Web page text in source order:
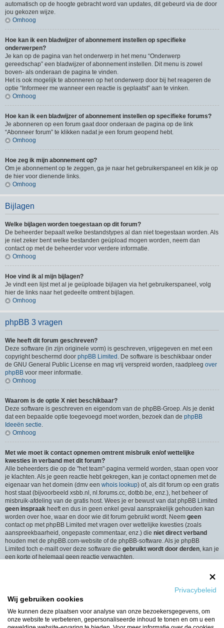
automatisch op de hoogte gebracht word van updates, dit gebeurd via de door
jou gekozen wijze.
Omhoog
Hoe kan ik een bladwijzer of abonnement instellen op specifieke
onderwerpen?
Je kan op de pagina van het onderwerp in het menu “Onderwerp
gereedschap” een bladwijzer of abonnement instellen. Dit menu is zowel
boven- als onderaan de pagina te vinden.
Het is ook mogelijk te abonneren op het onderwerp door bij het reageren de
optie “Informeer me wanneer een reactie is geplaatst” aan te vinken.
Omhoog
Hoe kan ik een bladwijzer of abonnement instellen op specifieke forums?
Je abonneren op een forum gaat door onderaan de pagina op de link
“Abonneer forum” te klikken nadat je een forum geopend hebt.
Omhoog
Hoe zeg ik mijn abonnement op?
Om je abonnement op te zeggen, ga je naar het gebruikerspaneel en klik je op
de hier voor dienende links.
Omhoog
Bijlagen
Welke bijlagen worden toegestaan op dit forum?
De beheerder bepaalt welke bestandstypes al dan niet toegestaan worden. Als
je niet zeker bent welke bestanden geüpload mogen worden, neem dan
contact op met de beheerder voor verdere informatie.
Omhoog
Hoe vind ik al mijn bijlagen?
Je vindt een lijst met al je geüploade bijlagen via het gebruikerspaneel, volg
hier de links naar het gedeelte omtrent bijlagen.
Omhoog
phpBB 3 vragen
Wie heeft dit forum geschreven?
Deze software (in zijn originele vorm) is geschreven, vrijgegeven en met een
copyright beschermd door phpBB Limited . De software is beschikbaar onder
de GNU General Public License en mag vrij verspreid worden, raadpleeg over
phpBB voor meer informatie.
Omhoog
Waarom is de optie X niet beschikbaar?
Deze software is geschreven en eigendom van de phpBB-Groep. Als je denkt
dat een bepaalde optie toegevoegd moet worden, bezoek dan de phpBB
Ideeën sectie.
Omhoog
Met wie moet ik contact opnemen omtrent misbruik en/of wettelijke
kwesties in verband met dit forum?
Alle beheerders die op de "het team"-pagina vermeld worden, staan open voor
je klachten. Als je geen reactie hebt gekregen, kan je contact opnemen met de
eigenaar van het domein (dmv een whois lookup) of, als dit forum op een gratis
host staat (bijvoorbeeld xsbb.nl, nl.forums.cc, dotbb.be, enz.), het beheer of
misbruik-afdeling van de gratis host. Wees je er bewust van dat phpBB Limited
geen inspraak heeft en dus in geen enkel geval aansprakelijk gehouden kan
worden over hoe, waar en door wie dit forum gebruikt wordt. Neem geen
contact op met phpBB Limited met vragen over wettelijke kwesties (zoals
aanspreekbaarheid, ongepaste commentaar, enz.) die niet direct verband
houden met de phpBB.com-website of de phpBB-software. Als je phpBB
Limited toch e-mailt over deze software die gebruikt wordt door derden, kan je
een korte of helemaal geen reactie verwachten.
Alle gebruikers van het forum kunnen gebruik maken van het “Contact”-
formulier, als de optie is ingeschakeld door de beheerders.
Leden van het forum kunnen ook gebruik maken van de “Het Team”-link.
Omhoog
Privacybeleid
Wij gebruiken cookies
We kunnen deze plaatsen voor analyse van onze bezoekersgegevens, om
onze website te verbeteren, gepersonaliseerde inhoud te tonen en om u een